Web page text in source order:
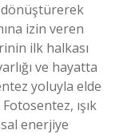
izin veren
ilk halkası
ve hayatta
yoluyla elde
ışık
enerjiye